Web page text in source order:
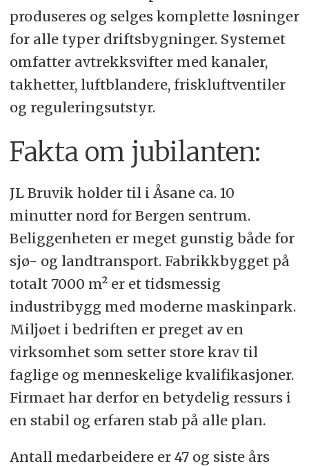
produseres og selges komplette løsninger
for alle typer driftsbygninger. Systemet
omfatter avtrekksvifter med kanaler,
takhetter, luftblandere, friskluftventiler
og reguleringsutstyr.
Fakta om jubilanten:
JL Bruvik holder til i Åsane ca. 10
minutter nord for Bergen sentrum.
Beliggenheten er meget gunstig både for
sjø- og landtransport. Fabrikkbygget på
totalt 7000 m² er et tidsmessig
industribygg med moderne maskinpark.
Miljøet i bedriften er preget av en
virksomhet som setter store krav til
faglige og menneskelige kvalifikasjoner.
Firmaet har derfor en betydelig ressurs i
en stabil og erfaren stab på alle plan.
Antall medarbeidere er 47 og siste års